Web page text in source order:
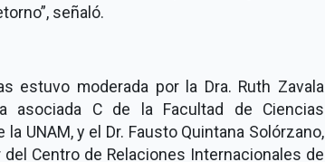
señaló.
estuvo moderada por la Dra. Ruth Zavala
asociada C de la Facultad de Ciencias
UNAM, y el Dr. Fausto Quintana Solórzano,
Centro de Relaciones Internacionales de